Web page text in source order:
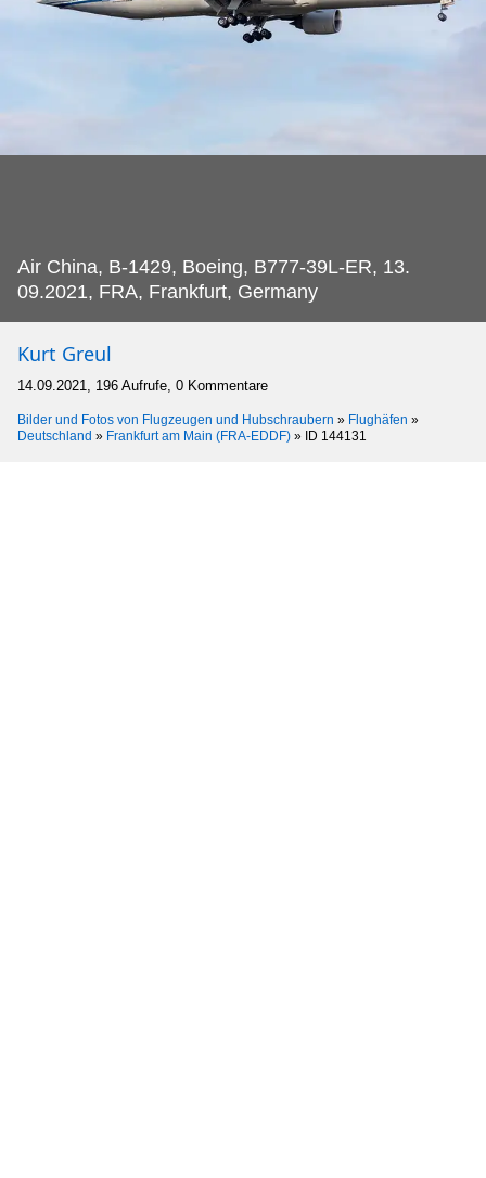
Air China, B-1429, Boeing, B777-39L-ER, 13.
09.2021, FRA, Frankfurt, Germany
Kurt Greul
14.09.2021, 196 Aufrufe, 0 Kommentare
Bilder und Fotos von Flugzeugen und Hubschraubern » Flughäfen »
Deutschland » Frankfurt am Main (FRA-EDDF) » ID 144131